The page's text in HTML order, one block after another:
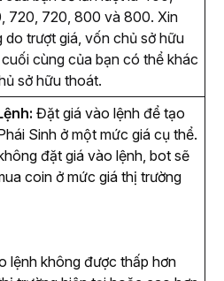
720, 720, 800 và 800. Xin
do trượt giá, vốn chủ sở hữu
cùng của bạn có thể khác
sở hữu thoát.
Đặt giá vào lệnh để tạo
Sinh ở một mức giá cụ thể.
đặt giá vào lệnh, bot sẽ
coin ở mức giá thị trường
lệnh không được thấp hơn